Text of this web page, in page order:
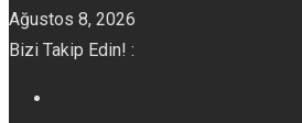
Ağustos 8, 2026
Bizi Takip Edin! :